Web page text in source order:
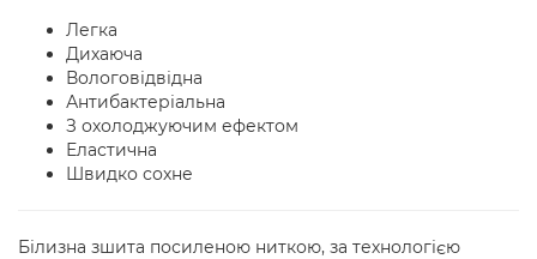
Легка
Дихаюча
Вологовідвідна
Антибактеріальна
З охолоджуючим ефектом
Еластична
Швидко сохне
Білизна зшита посиленою ниткою, за технологією